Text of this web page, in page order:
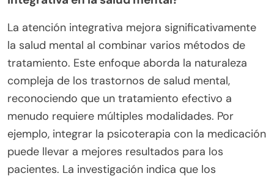
y el yoga, a menudo reducen el estrés y mejoran el
bienestar emocional. La investigación indica que
integrar estos enfoques puede llevar a mejores
resultados para los pacientes y a menores dosis
de medicamentos. Por ejemplo, un estudio
encontró que los pacientes que practicaban
mindfulness junto con terapia cognitivo-
conductual reportaron una mejora del 30% en los
síntomas. Este efecto complementario ayuda a
superar el estigma al promover una comprensión